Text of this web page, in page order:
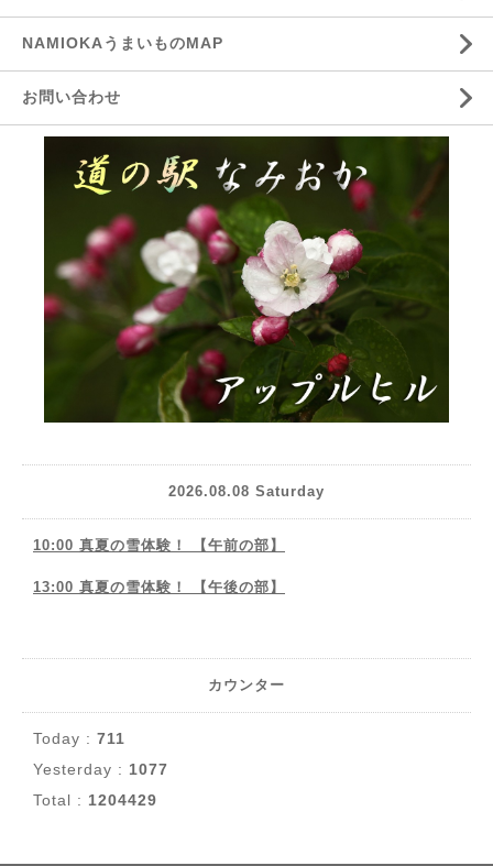
NAMIOKAうまいものMAP
お問い合わせ
2026.08.08 Saturday
10:00 真夏の雪体験！ 【午前の部】
13:00 真夏の雪体験！ 【午後の部】
カウンター
Today : 711
Yesterday : 1077
Total : 1204429